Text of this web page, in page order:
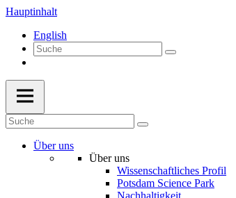
Hauptinhalt
English
Über uns
Über uns
Wissenschaftliches Profil
Potsdam Science Park
Nachhaltigkeit